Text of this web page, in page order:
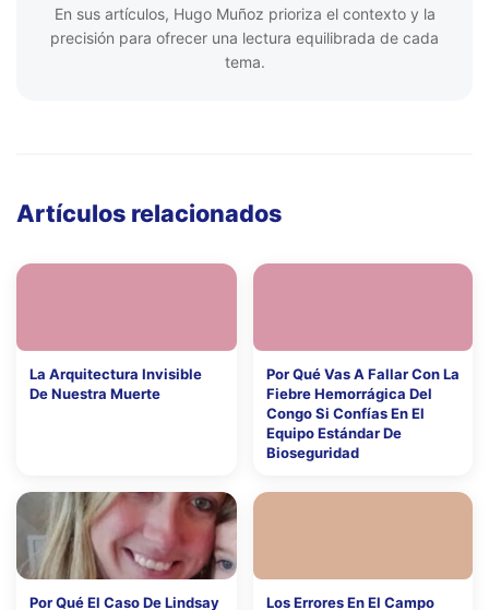
En sus artículos, Hugo Muñoz prioriza el contexto y la
precisión para ofrecer una lectura equilibrada de cada
tema.
Artículos relacionados
La Arquitectura Invisible
De Nuestra Muerte
Por Qué Vas A Fallar Con La
Fiebre Hemorrágica Del
Congo Si Confías En El
Equipo Estándar De
Bioseguridad
Por Qué El Caso De Lindsay Los Errores En El Campo